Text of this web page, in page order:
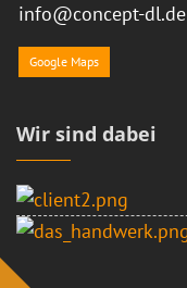
info@concept-dl.de
Google Maps
Wir sind dabei